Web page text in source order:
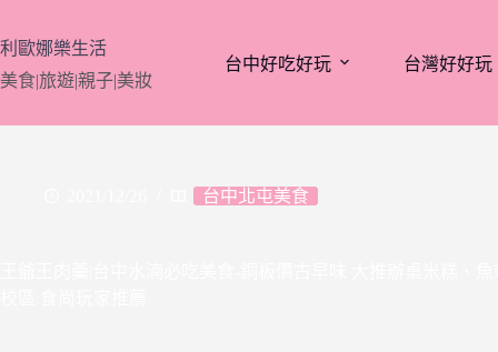
至
主
要
利歐娜樂生活
美食|旅遊|親子|美妝
台中好吃好玩 台灣好好玩
台中北屯美食